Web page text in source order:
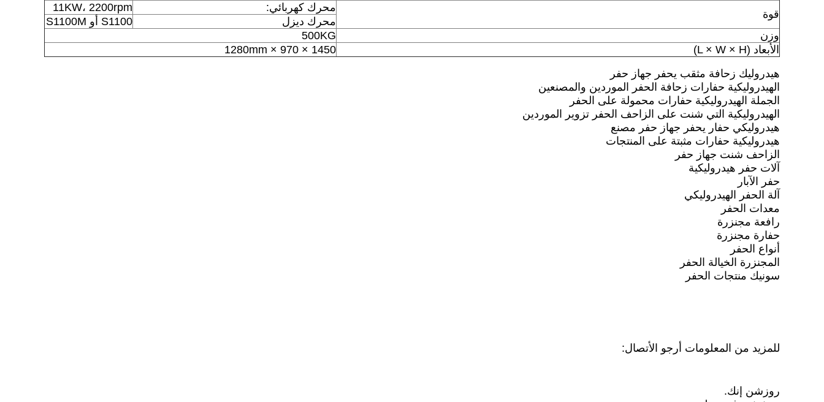
قوة
محرك كهربائي:
11KW، 2200rpm
محرك ديزل
S1100 أو S1100M
وزن
500KG
الأبعاد (L × W × H)
1450 × 970 × 1280mm
هيدروليك زحافة مثقب يحفر جهاز حفر
الهيدروليكية حفارات زحافة الحفر الموردين والمصنعين
الجملة الهيدروليكية حفارات محمولة على الحفر
الهيدروليكية التي شنت على الزاحف الحفر تزوير الموردين
هيدروليكي حفار يحفر جهاز حفر مصنع
هيدروليكية حفارات مثبتة على المنتجات
الزاحف شنت جهاز حفر
آلات حفر هيدروليكية
حفر الآبار
آلة الحفر الهيدروليكي
معدات الحفر
رافعة مجنزرة
حفارة مجنزرة
أنواع الحفر
المجنزرة الخيالة الحفر
سونيك منتجات الحفر
للمزيد من المعلومات أرجو الأتصال:
روزشن إنك.